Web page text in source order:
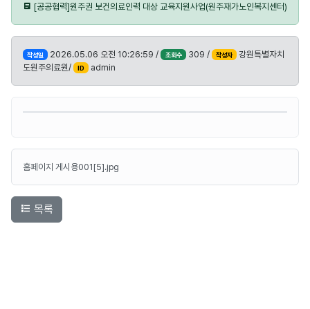
[공공협력]원주권 보건의료인력 대상 교육지원사업(원주재가노인복지센터)
작성일 2026.05.06 오전 10:26:59 / 조회수 309 / 작성자
강원특별자치
도원주의료원/
ID admin
홈페이지 게시용001[5].jpg
목록